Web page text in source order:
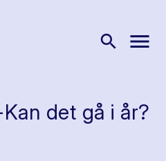
search menu
det gå i år?